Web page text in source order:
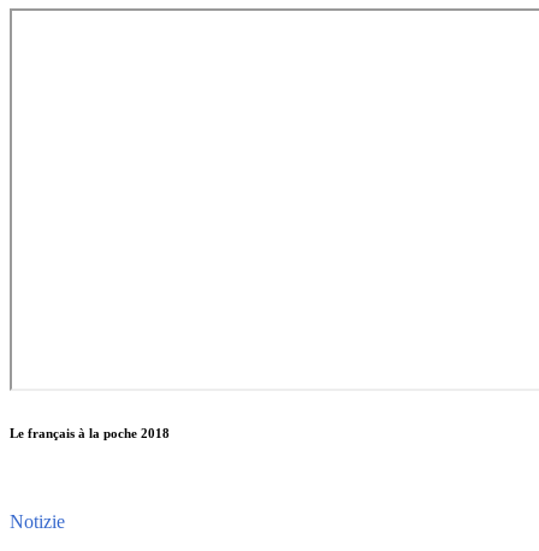
Le français à la poche 2018
Notizie